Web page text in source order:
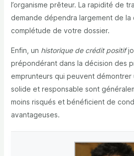
l’organisme prêteur. La rapidité de
demande dépendra largement de la
complétude de votre dossier.
Enfin, un historique de crédit positif
prépondérant dans la décision des
emprunteurs qui peuvent
solide et responsable sont
moins risqués et bénéficient de
avantageuses.